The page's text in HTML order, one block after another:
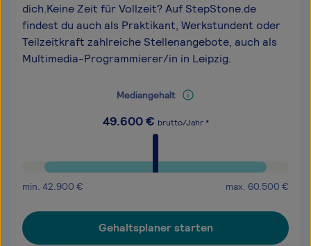
dich.Keine Zeit für Vollzeit? Auf StepStone.de
findest du auch als Praktikant, Werkstundent oder
Teilzeitkraft zahlreiche Stellenangebote, auch als
Multimedia-Programmierer/in in Leipzig.
Mediangehalt
49.600€ brutto/Jahr *
min. 42.900 € max. 60.500 €
Gehaltsplaner starten